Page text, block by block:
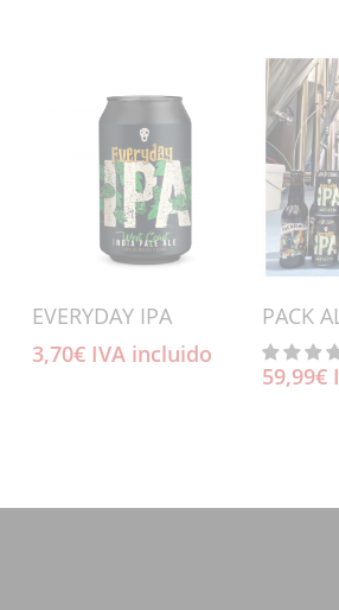
Añadir Al Carrito
EVERYDAY IPA
3,70€ IVA incluido
PACK
59,99€